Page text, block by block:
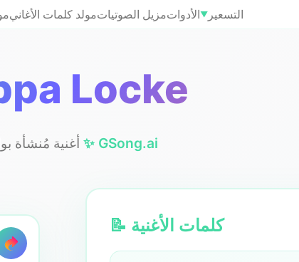
مولد كلمات الأغانيمزيل الصوتياتالأدوات▼التسعير
Locke
✨ GSong.ai
📝 كلمات الأغنية